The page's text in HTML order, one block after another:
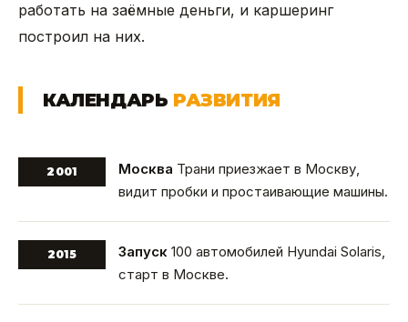
работать на заёмные деньги, и каршеринг
построил на них.
КАЛЕНДАРЬ РАЗВИТИЯ
2001 Москва Трани приезжает в Москву,
видит пробки и простаивающие машины.
2015 Запуск 100 автомобилей Hyundai Solaris,
старт в Москве.